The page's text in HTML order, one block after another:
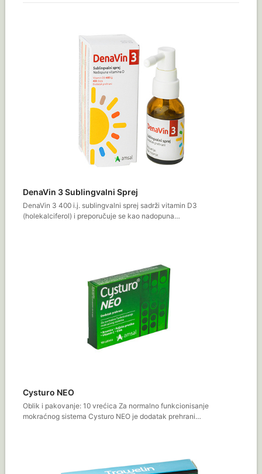
DenaVin 3 Sublingvalni Sprej
DenaVin 3 400 i.j. sublingvalni sprej sadrži vitamin D3
(holekalciferol) i preporučuje se kao nadopuna…
Cysturo NEO
Oblik i pakovanje: 10 vrećica Za normalno funkcionisanje
mokraćnog sistema Cysturo NEO je dodatak prehrani…